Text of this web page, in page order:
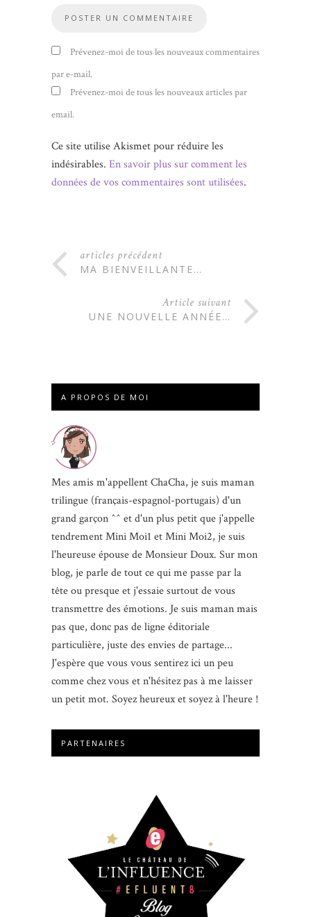
Prévenez-moi de tous les nouveaux commentaires
par e-mail.
Prévenez-moi de tous les nouveaux articles par
email.
Ce site utilise Akismet pour réduire les
indésirables. En savoir plus sur comment les
données de vos commentaires sont utilisées.
articles précédent
MA BIENVEILLANTE…
Article suivant
UNE NOUVELLE ANNÉE…
A PROPOS DE MOI
Mes amis m'appellent ChaCha, je suis maman
trilingue (français-espagnol-portugais) d'un
grand garçon ^^ et d'un plus petit que j'appelle
tendrement Mini Moi1 et Mini Moi2, je suis
l'heureuse épouse de Monsieur Doux. Sur mon
blog, je parle de tout ce qui me passe par la
tête ou presque et j'essaie surtout de vous
transmettre des émotions. Je suis maman mais
pas que, donc pas de ligne éditoriale
particulière, juste des envies de partage...
J'espère que vous vous sentirez ici un peu
comme chez vous et n'hésitez pas à me laisser
un petit mot. Soyez heureux et soyez à l'heure !
PARTENAIRES